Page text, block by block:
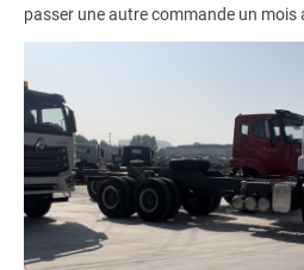
passer une autre commande un mois